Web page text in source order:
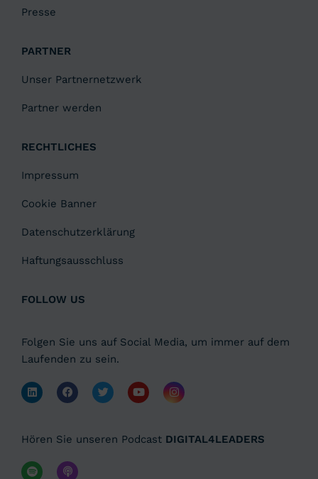
Presse
PARTNER
Unser Partnernetzwerk
Partner werden
RECHTLICHES
Impressum
Cookie Banner
Datenschutzerklärung
Haftungsausschluss
FOLLOW US
Folgen Sie uns auf Social Media, um immer auf dem
Laufenden zu sein.
Hören Sie unseren Podcast DIGITAL4LEADERS